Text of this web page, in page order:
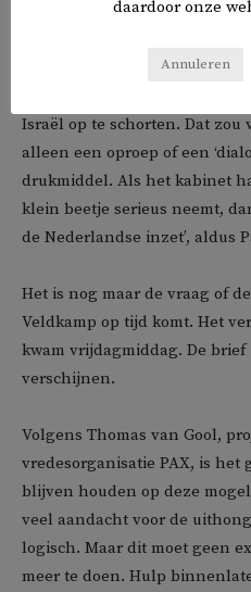
is de grootste
noodhulp en toegang voor de
Israël op te schorten. Dat zou
alleen een oproep of een
drukmiddel. Als het kabinet
klein beetje serieus neemt,
de Nederlandse inzet’, aldus
Het is nog maar de vraag of
Veldkamp op tijd komt. Het
kwam vrijdagmiddag. De
verschijnen.
Volgens Thomas van Gool,
vredesorganisatie PAX, is het
blijven houden op deze
veel aandacht voor de
logisch. Maar dit moet geen
meer te doen. Hulp
daardoor onze
Annuleren